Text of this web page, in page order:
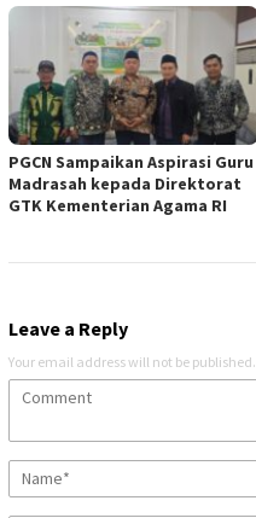
PGCN Sampaikan Aspirasi Guru
Madrasah kepada Direktorat
GTK Kementerian Agama RI
Leave a Reply
Your email address will not be published.